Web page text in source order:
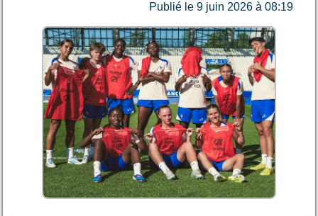
Publié le 9 juin 2026 à 08:19